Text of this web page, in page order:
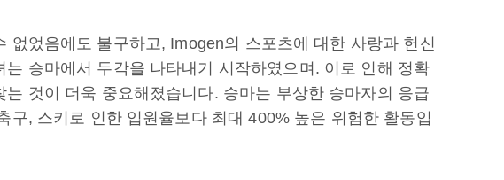
없었음에도 불구하고, Imogen의 스포츠에 대한 사랑과 헌신
는 승마에서 두각을 나타내기 시작하였으며. 이로 인해 정확
것이 더욱 중요해졌습니다. 승마는 부상한 승마자의 응급
구, 스키로 인한 입원율보다 최대 400% 높은 위험한 활동입